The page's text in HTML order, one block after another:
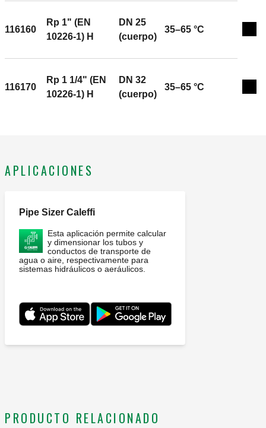
116160
Rp 1" (EN
10226-1) H
DN 25
(cuerpo)
35–65 °C
116170
Rp 1 1/4" (EN
10226-1) H
DN 32
(cuerpo)
35–65 °C
APLICACIONES
Pipe Sizer Caleffi
Esta aplicación permite calcular
y dimensionar los tubos y
conductos de transporte de
agua o aire, respectivamente para
sistemas hidráulicos o aeráulicos.
PRODUCTO RELACIONADO